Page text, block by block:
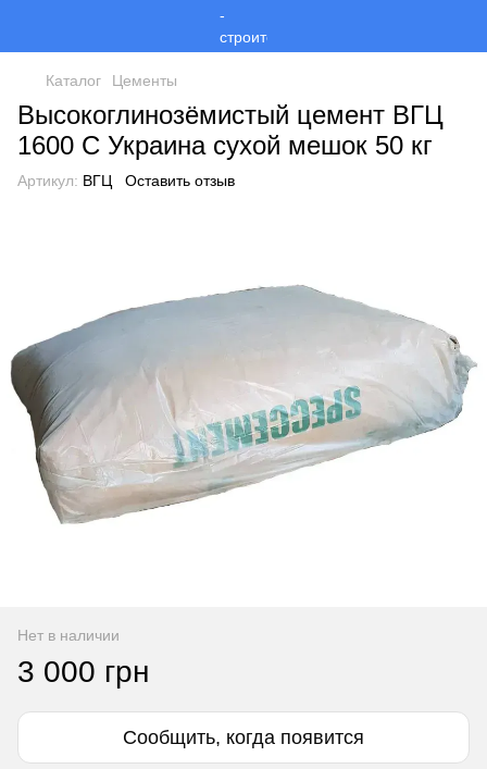
Каталог Цементы
Высокоглинозёмистый цемент ВГЦ
1600 С Украина сухой мешок 50 кг
Артикул: ВГЦ Оставить отзыв
Нет в наличии
3 000 грн
Сообщить, когда появится